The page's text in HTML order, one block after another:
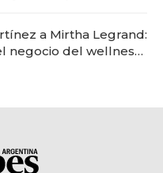
a Mirtha Legrand:
negocio del wellness